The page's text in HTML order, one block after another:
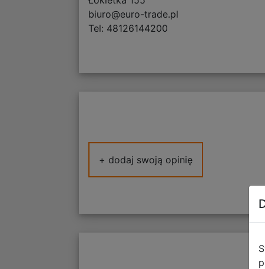
biuro@euro-trade.pl
Tel: 48126144200
+ dodaj swoją opinię